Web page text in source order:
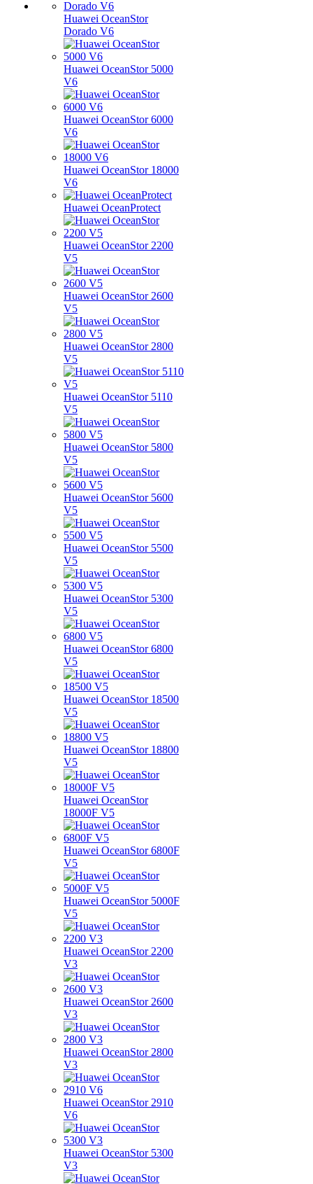
Huawei OceanStor
Dorado V6
Huawei OceanStor 5000
V6
Huawei OceanStor 6000
V6
Huawei OceanStor 18000
V6
Huawei OceanProtect
Huawei OceanStor 2200
V5
Huawei OceanStor 2600
V5
Huawei OceanStor 2800
V5
Huawei OceanStor 5110
V5
Huawei OceanStor 5800
V5
Huawei OceanStor 5600
V5
Huawei OceanStor 5500
V5
Huawei OceanStor 5300
V5
Huawei OceanStor 6800
V5
Huawei OceanStor 18500
V5
Huawei OceanStor 18800
V5
Huawei OceanStor
18000F V5
Huawei OceanStor 6800F
V5
Huawei OceanStor 5000F
V5
Huawei OceanStor 2200
V3
Huawei OceanStor 2600
V3
Huawei OceanStor 2800
V3
Huawei OceanStor 2910
V6
Huawei OceanStor 5300
V3